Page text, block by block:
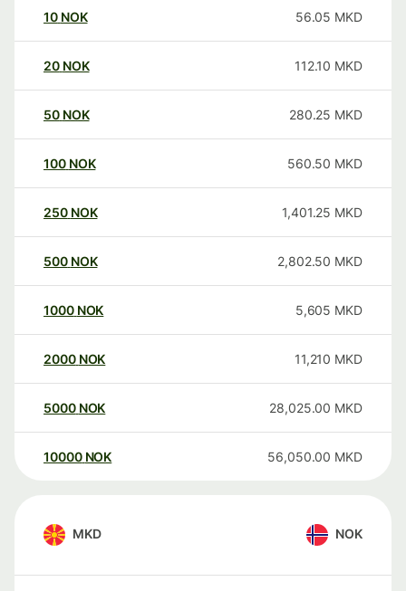
10 NOK 56.05 MKD
20 NOK 112.10 MKD
50 NOK 280.25 MKD
100 NOK 560.50 MKD
250 NOK 1,401.25 MKD
500 NOK 2,802.50 MKD
1000 NOK 5,605 MKD
2000 NOK 11,210 MKD
5000 NOK 28,025.00 MKD
10000 NOK 56,050.00 MKD
MKD NOK